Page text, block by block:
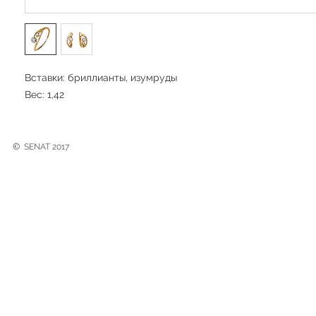
Вставки: бриллианты, изумруды
Вес: 1,42
© SENAT 2017